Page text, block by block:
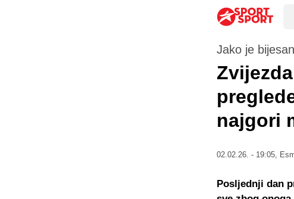
Jako je
najgori
02.02.26. - 19:05,
Posljednji dan